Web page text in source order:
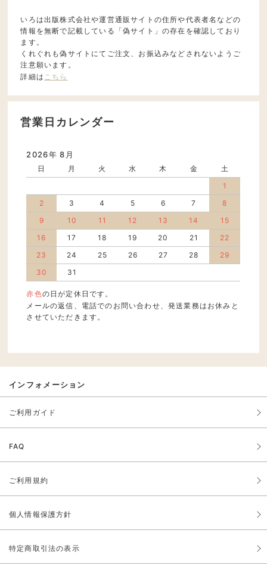
いろは出版株式会社や運営通販サイトの住所や代表者名などの
情報を無断で記載している「偽サイト」の存在を確認しており
ます。
くれぐれも偽サイトにてご注文、お振込みなどされないようご
注意願います。
詳細は こちら
営業日カレンダー
2026年 8月
日 月 火 水 木 金
土
1
2
3 4 5 6 7
8
9
10 11 12 13 14
15
16
17 18 19 20 21
22
23
24 25 26 27 28
29
30
31
赤色の日が定休日です。
メールの返信、電話でのお問い合わせ、発送業務はお休みと
させていただきます。
インフォメーション
ご利用ガイド
FAQ
ご利用規約
個人情報保護方針
特定商取引法の表示